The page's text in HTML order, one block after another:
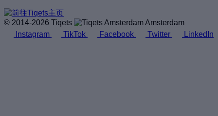
© 2014-2026 Tiqets
Amsterdam
Instagram
TikTok Facebook Twitter LinkedIn